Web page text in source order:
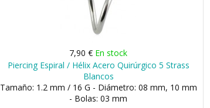
7,90 € En stock
Piercing Espiral / Hélix Acero Quirúrgico 5 Strass
Blancos
Tamaño: 1.2 mm / 16 G - Diámetro: 08 mm, 10 mm
- Bolas: 03 mm